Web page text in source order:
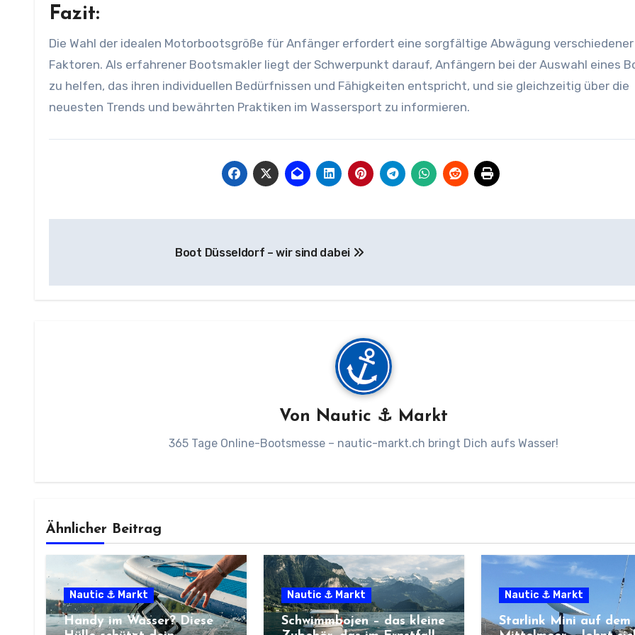
Fazit:
Die Wahl der idealen Motorbootsgröße für Anfänger erfordert eine sorgfältige Abwägung verschiedener
Faktoren. Als erfahrener Bootsmakler liegt der Schwerpunkt darauf, Anfängern bei der Auswahl eines
zu helfen, das ihren individuellen Bedürfnissen und Fähigkeiten entspricht, und sie gleichzeitig über die
neuesten Trends und bewährten Praktiken im Wassersport zu informieren.
Boot Düsseldorf – wir sind dabei
Von Nautic ⚓ Markt
365 Tage Online-Bootsmesse – nautic-markt.ch bringt Dich aufs Wasser!
Ähnlicher Beitrag
Nautic ⚓ Markt
Handy im Wasser? Diese
Nautic ⚓ Markt
Schwimmbojen – das kleine
Nautic ⚓ Markt
Starlink Mini auf dem